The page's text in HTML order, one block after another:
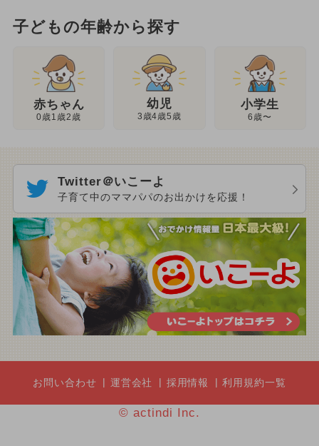
子どもの年齢から探す
赤ちゃん
0歳1歳2歳
幼児
3歳4歳5歳
小学生
6歳〜
Twitter＠いこーよ
子育て中のママパパのお出かけを応援！
お問い合わせ 運営会社 採用情報 利用規約一覧
© actindi Inc.